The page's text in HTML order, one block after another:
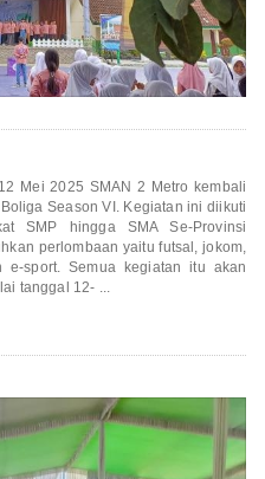
Mei 2025 SMAN 2 Metro kembali
Season VI. Kegiatan ini diikuti
SMP hingga SMA Se-Provinsi
perlombaan yaitu futsal, jokom,
e-sport. Semua kegiatan itu akan
tanggal 12- ...